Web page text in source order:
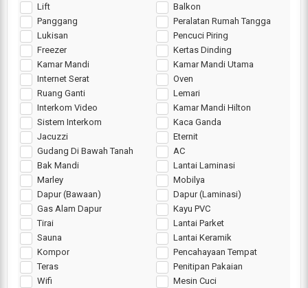
Lift
Balkon
Panggang
Peralatan Rumah Tangga
Lukisan
Pencuci Piring
Freezer
Kertas Dinding
Kamar Mandi
Kamar Mandi Utama
Internet Serat
Oven
Ruang Ganti
Lemari
Interkom Video
Kamar Mandi Hilton
Sistem Interkom
Kaca Ganda
Jacuzzi
Eternit
Gudang Di Bawah Tanah
AC
Bak Mandi
Lantai Laminasi
Marley
Mobilya
Dapur (Bawaan)
Dapur (Laminasi)
Gas Alam Dapur
Kayu PVC
Tirai
Lantai Parket
Sauna
Lantai Keramik
Kompor
Pencahayaan Tempat
Teras
Penitipan Pakaian
Wifi
Mesin Cuci